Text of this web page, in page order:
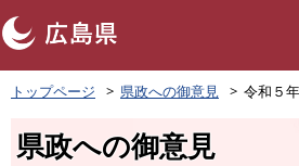
ペ
ートップページ 県政への御意見 令和５
県政への御意見